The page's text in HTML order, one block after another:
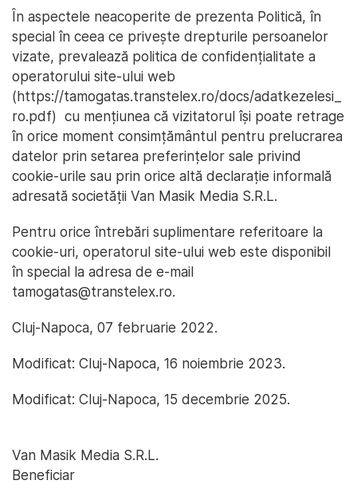
În aspectele neacoperite de prezenta Politică, în
special în ceea ce privește drepturile persoanelor
vizate, prevalează politica de confidențialitate a
operatorului site-ului web
(https://tamogatas.transtelex.ro/docs/adatkezelesi_
ro.pdf) cu mențiunea că vizitatorul își poate retrage
în orice moment consimțământul pentru prelucrarea
datelor prin setarea preferințelor sale privind
cookie-urile sau prin orice altă declarație informală
adresată societății Van Masik Media S.R.L.
Pentru orice întrebări suplimentare referitoare la
cookie-uri, operatorul site-ului web este disponibil
în special la adresa de e-mail
tamogatas@transtelex.ro.
Cluj-Napoca, 07 februarie 2022.
Modificat: Cluj-Napoca, 16 noiembrie 2023.
Modificat: Cluj-Napoca, 15 decembrie 2025.
Van Masik Media S.R.L.
Beneficiar